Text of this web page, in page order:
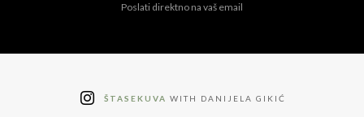
Poslati direktno na vaš email
ŠTASEKUVA WITH DANIJELA GIKIĆ